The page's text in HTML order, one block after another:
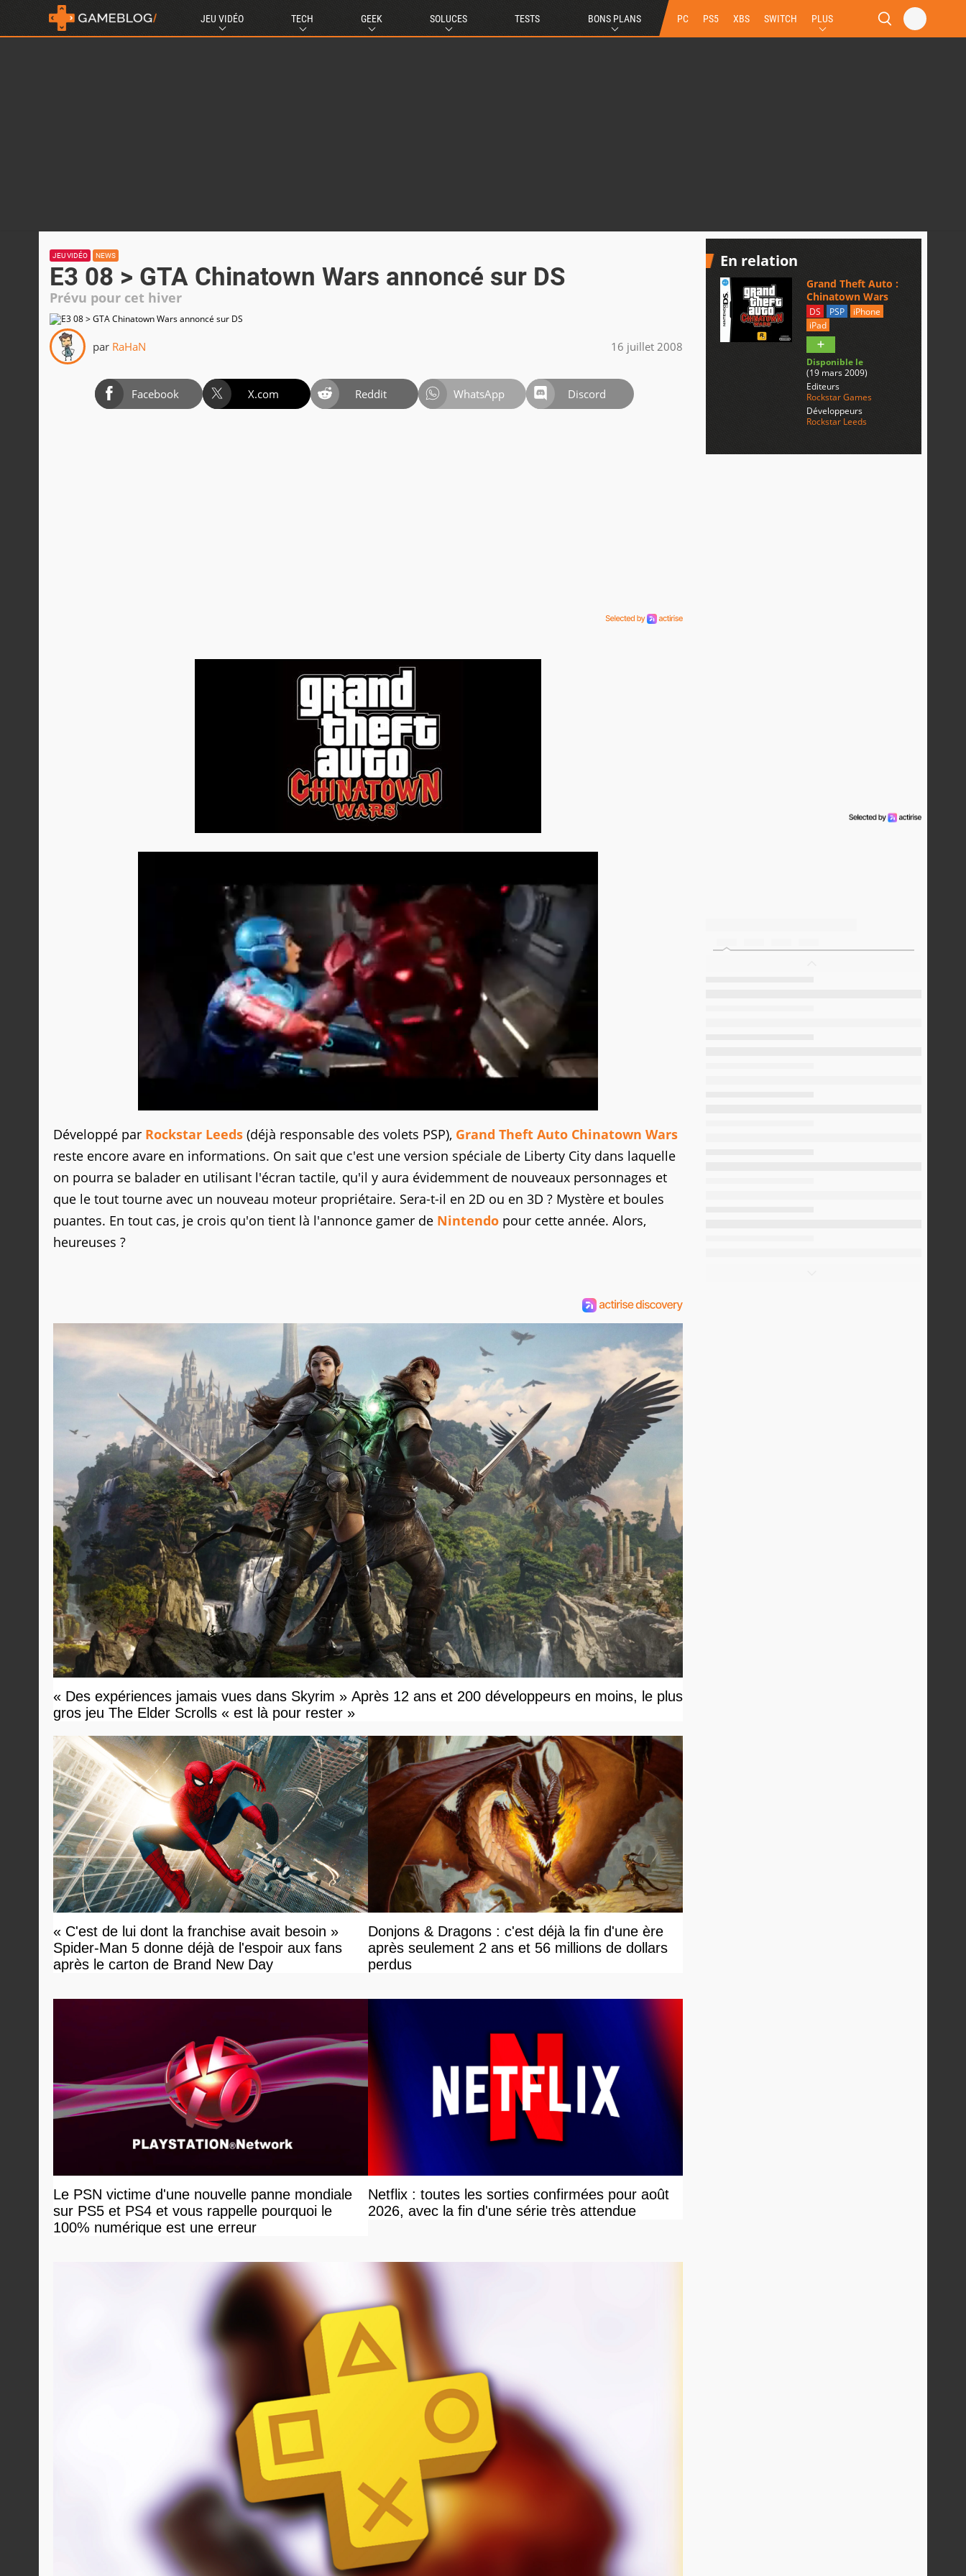
JEU VIDÉO TECH GEEK SOLUCES TESTS BONS PLANS PC PS5 XBS SWITCH PLUS
JEU VIDÉO NEWS
E3 08 > GTA Chinatown Wars annoncé sur DS
Prévu pour cet hiver
par RaHaN 16 juillet 2008
Facebook X.com Reddit WhatsApp Discord
Développé par Rockstar Leeds (déjà responsable des volets PSP), Grand Theft Auto Chinatown Wars
reste encore avare en informations. On sait que c'est une version spéciale de Liberty City dans laquelle
on pourra se balader en utilisant l'écran tactile, qu'il y aura évidemment de nouveaux personnages et
que le tout tourne avec un nouveau moteur propriétaire. Sera-t-il en 2D ou en 3D ? Mystère et boules
puantes. En tout cas, je crois qu'on tient là l'annonce gamer de Nintendo pour cette année. Alors,
heureuses ?
« Des expériences jamais vues dans Skyrim » Après 12 ans et 200 développeurs en moins, le plus
gros jeu The Elder Scrolls « est là pour rester »
« C'est de lui dont la franchise avait besoin »
Spider-Man 5 donne déjà de l'espoir aux fans
après le carton de Brand New Day
Donjons & Dragons : c'est déjà la fin d'une ère
après seulement 2 ans et 56 millions de dollars
perdus
Le PSN victime d'une nouvelle panne mondiale
sur PS5 et PS4 et vous rappelle pourquoi le
100% numérique est une erreur
Netflix : toutes les sorties confirmées pour août
2026, avec la fin d'une série très attendue
En relation
Grand Theft Auto :
Chinatown Wars
DS PSP
iPhone
iPad
Disponible le
(19 mars 2009)
Editeurs
Rockstar Games
Développeurs
Rockstar Leeds